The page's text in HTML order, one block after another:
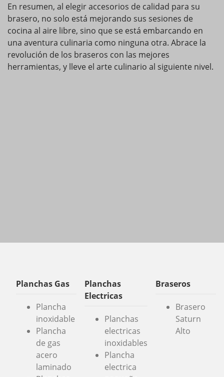
En resumen, al elegir accesorios de calidad para su
brasero, no solo está mejorando sus sesiones de
cocina al aire libre, sino que se está embarcando en
una aventura culinaria como ninguna otra. Abrace la
revolución de los braseros con las mejores
herramientas, y lleve el arte culinario al siguiente nivel.
Planchas Gas
Plancha
inoxidable
Plancha
de gas
acero
laminado
Planchas
Electricas
Planchas
electricas
inoxidables
Plancha
electrica
Braseros
Brasero
Saturn
Alto